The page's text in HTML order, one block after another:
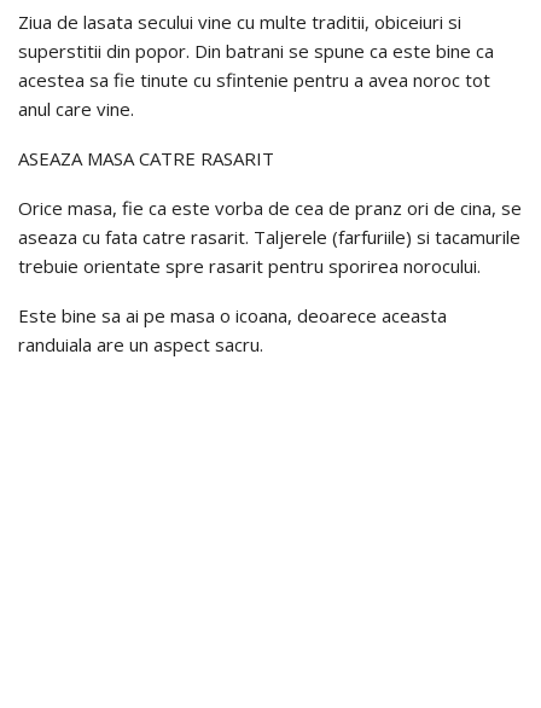
Ziua de lasata secului vine cu multe traditii, obiceiuri si
superstitii din popor. Din batrani se spune ca este bine ca
acestea sa fie tinute cu sfintenie pentru a avea noroc tot
anul care vine.
ASEAZA MASA CATRE RASARIT
Orice masa, fie ca este vorba de cea de pranz ori de cina, se
aseaza cu fata catre rasarit. Taljerele (farfuriile) si tacamurile
trebuie orientate spre rasarit pentru sporirea norocului.
Este bine sa ai pe masa o icoana, deoarece aceasta
randuiala are un aspect sacru.